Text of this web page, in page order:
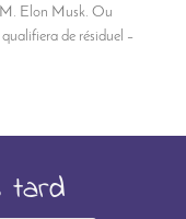
M. Elon Musk. Ou
de résiduel –
tard